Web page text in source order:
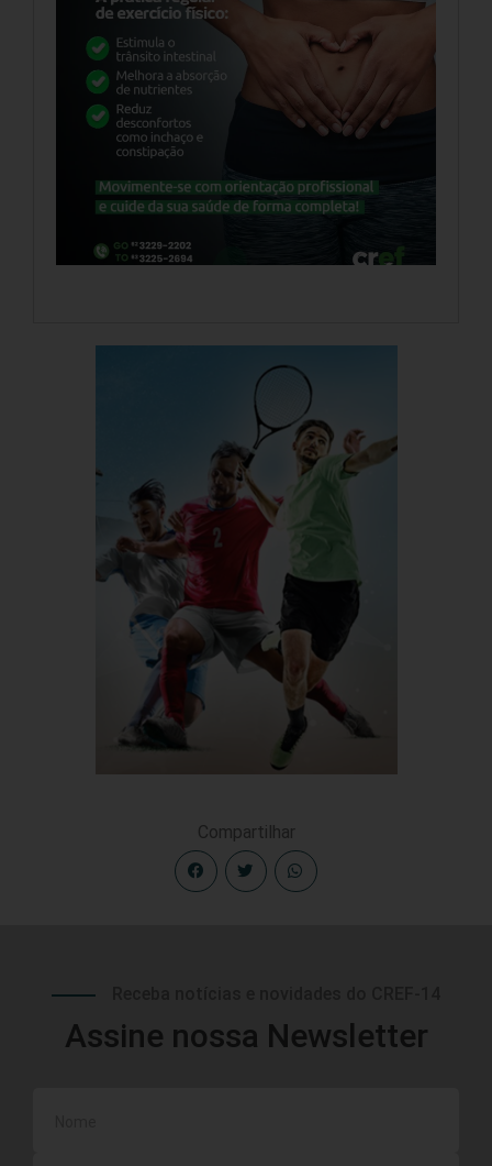
Compartilhar
Assine nossa Newsletter